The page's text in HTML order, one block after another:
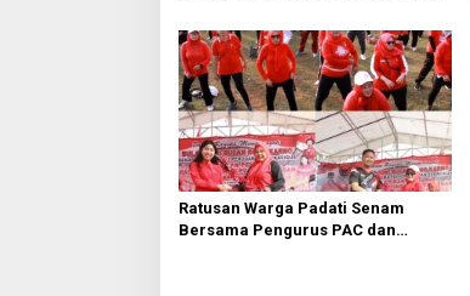
Infrastruktur
Ratusan Warga Padati Senam
Bersama Pengurus PAC dan